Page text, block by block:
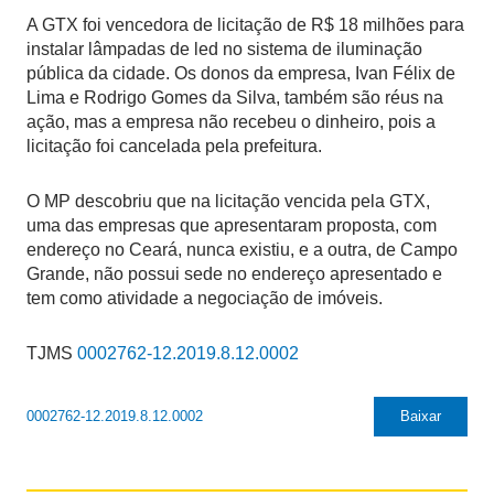
A GTX foi vencedora de licitação de R$ 18 milhões para
instalar lâmpadas de led no sistema de iluminação
pública da cidade. Os donos da empresa, Ivan Félix de
Lima e Rodrigo Gomes da Silva, também são réus na
ação, mas a empresa não recebeu o dinheiro, pois a
licitação foi cancelada pela prefeitura.
O MP descobriu que na licitação vencida pela GTX,
uma das empresas que apresentaram proposta, com
endereço no Ceará, nunca existiu, e a outra, de Campo
Grande, não possui sede no endereço apresentado e
tem como atividade a negociação de imóveis.
TJMS 0002762-12.2019.8.12.0002
0002762-12.2019.8.12.0002 Baixar